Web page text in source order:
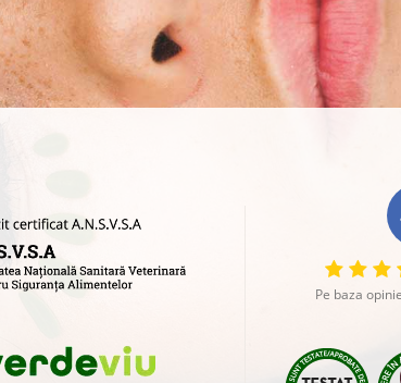
Pe baza